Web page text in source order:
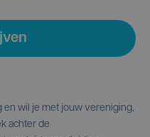
en wil je met jouw vereniging,
achter de